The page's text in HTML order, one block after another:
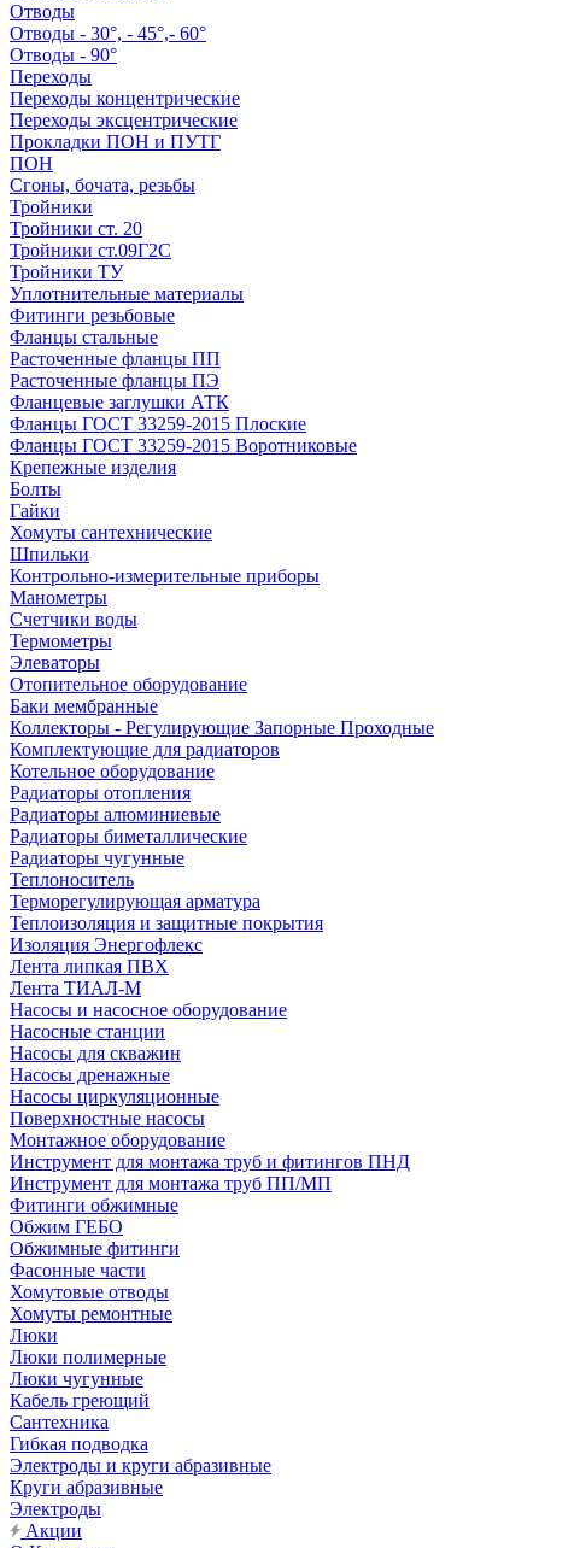
Отводы
Отводы - 30°, - 45°,- 60°
Отводы - 90°
Переходы
Переходы концентрические
Переходы эксцентрические
Прокладки ПОН и ПУТГ
ПОН
Сгоны, бочата, резьбы
Тройники
Тройники ст. 20
Тройники ст.09Г2С
Тройники ТУ
Уплотнительные материалы
Фитинги резьбовые
Фланцы стальные
Расточенные фланцы ПП
Расточенные фланцы ПЭ
Фланцевые заглушки АТК
Фланцы ГОСТ 33259-2015 Плоские
Фланцы ГОСТ 33259-2015 Воротниковые
Крепежные изделия
Болты
Гайки
Хомуты сантехнические
Шпильки
Контрольно-измерительные приборы
Манометры
Счетчики воды
Термометры
Элеваторы
Отопительное оборудование
Баки мембранные
Коллекторы - Регулирующие Запорные Проходные
Комплектующие для радиаторов
Котельное оборудование
Радиаторы отопления
Радиаторы алюминиевые
Радиаторы биметаллические
Радиаторы чугунные
Теплоноситель
Терморегулирующая арматура
Теплоизоляция и защитные покрытия
Изоляция Энергофлекс
Лента липкая ПВХ
Лента ТИАЛ-М
Насосы и насосное оборудование
Насосные станции
Насосы для скважин
Насосы дренажные
Насосы циркуляционные
Поверхностные насосы
Монтажное оборудование
Инструмент для монтажа труб и фитингов ПНД
Инструмент для монтажа труб ПП/МП
Фитинги обжимные
Обжим ГЕБО
Обжимные фитинги
Фасонные части
Хомутовые отводы
Хомуты ремонтные
Люки
Люки полимерные
Люки чугунные
Кабель греющий
Сантехника
Гибкая подводка
Электроды и круги абразивные
Круги абразивные
Электроды
Акции